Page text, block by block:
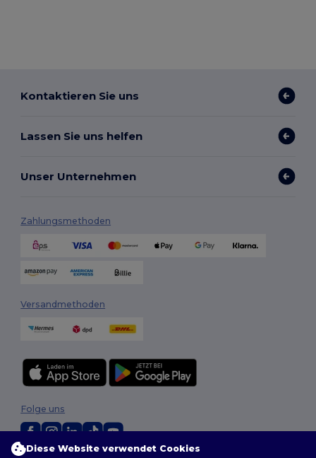
Kontaktieren Sie uns
Lassen Sie uns helfen
Unser Unternehmen
Zahlungsmethoden
Versandmethoden
Folge uns
Diese Website verwendet Cookies